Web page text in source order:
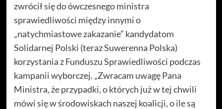
zwrócił się do ówczesnego ministra
sprawiedliwości między innymi o
„natychmiastowe zakazanie” kandydatom
Solidarnej Polski (teraz Suwerenna Polska)
korzystania z Funduszu Sprawiedliwości podczas
kampanii wyborczej. „Zwracam uwagę Pana
Ministra, że przypadki, o których już w tej chwili
mówi się w środowiskach naszej koalicji, o ile są